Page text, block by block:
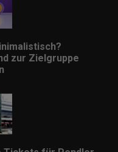
zur Zielgruppe